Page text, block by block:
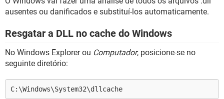
ausentes ou danificados e substituí-los automaticamente.
Resgatar a DLL no cache do Windows
No Windows Explorer ou Computador, posicione-se no
seguinte diretório:
C:\Windows\System32\dllcache